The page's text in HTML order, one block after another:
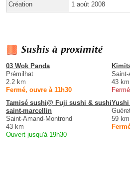
Création 1 août 2008
Sushis à proximité
03 Wok Panda
Prémilhat
2.2 km
Fermé, ouvre à 11h30
Saint-
43 km
Tamisé sushi@ Fuji sushi & sushi
saint-marcellin
Saint-Amand-Montrond
43 km
Ouvert jusqu'à 19h30
59 km